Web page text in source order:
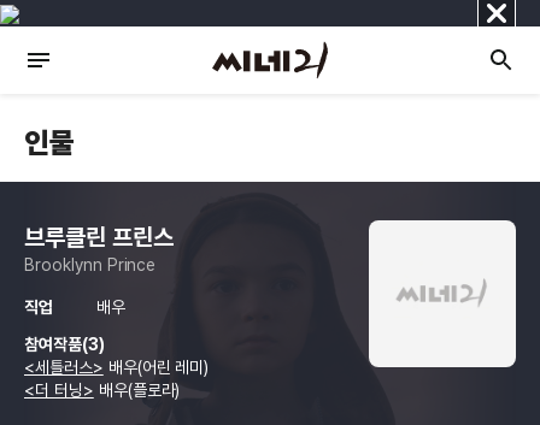
닫
기
인물
브루클린 프린스
Brooklynn Prince
직업
배우
참여작품(3)
<세틀러스> 배우(어린 레미)
<더 터닝> 배우(플로라)